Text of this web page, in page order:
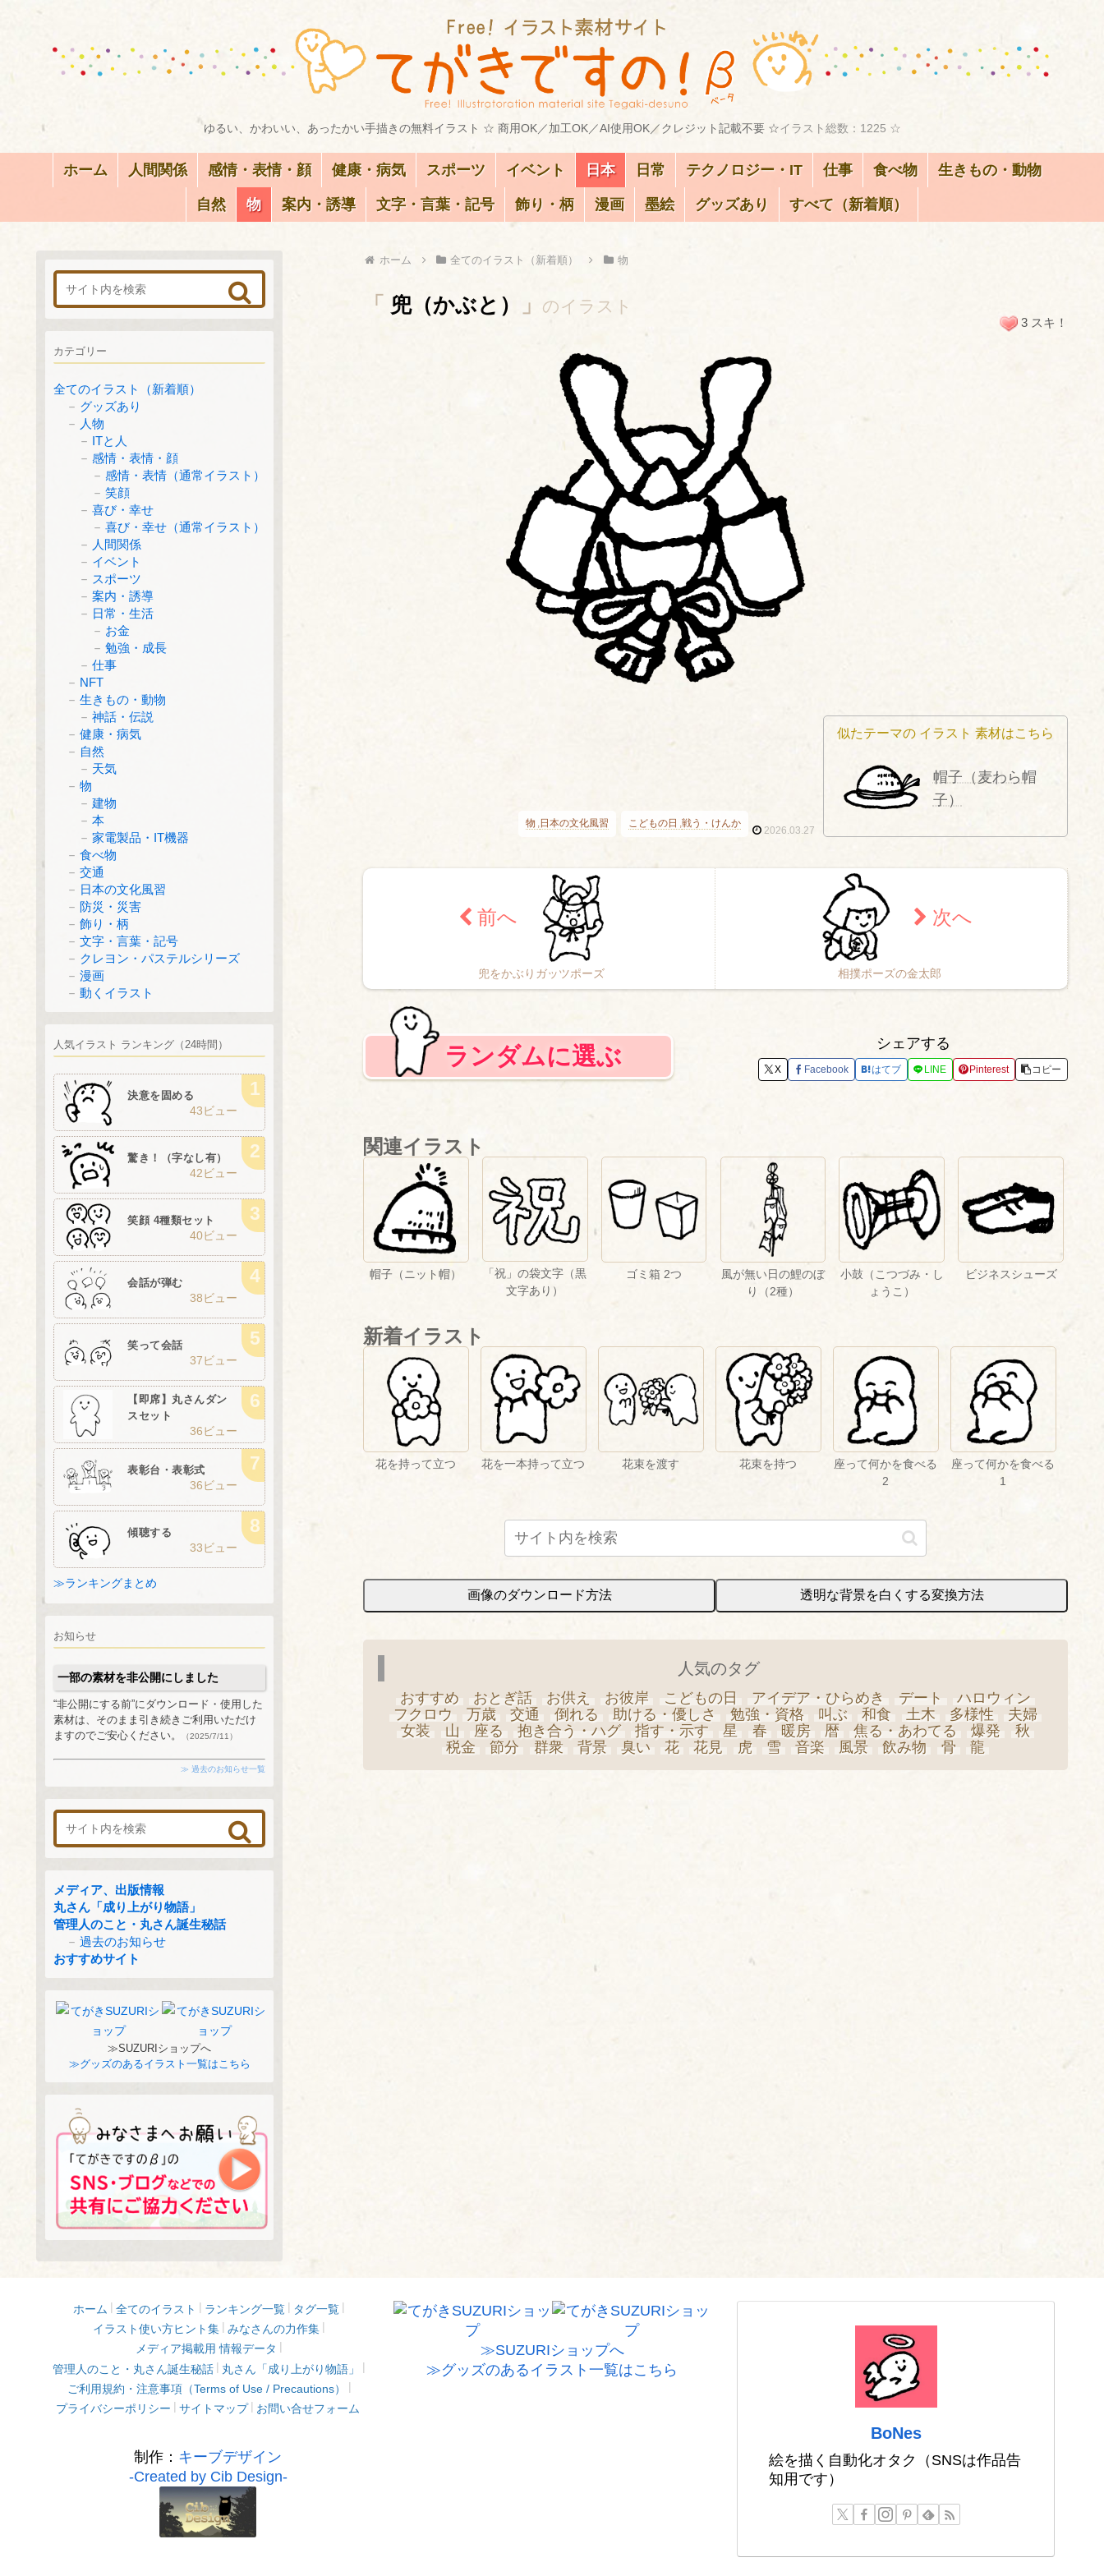
ゆるい、かわいい、あったかい手描きの無料イラスト ☆ 商用OK／加工OK／AI使用OK／クレジット記載不要 ☆イラスト総数：1225 ☆
ホーム 人間関係 感情・表情・顔 健康・病気 スポーツ イベント 日本 日常 テクノロジー・IT 仕事 食べ物 生きもの・動物
自然 物 案内・誘導 文字・言葉・記号 飾り・柄 漫画 墨絵 グッズあり すべて（新着順）
ホーム 全てのイラスト（新着順） 物
「 兜（かぶと） 」 のイラスト
似たテーマの イラスト 素材はこちら
帽子（麦わら帽
子）
物 日本の文化風習 こどもの日 戦う・けんか
2026.03.27
3 スキ！
兜をかぶりガッツポーズ 相撲ポーズの金太郎
ランダムに選ぶ シェアする
X Facebook はてブ LINE Pinterest コピー
関連イラスト
帽子（ニット帽）
「祝」の袋文字（黒
文字あり）
ゴミ箱 2つ
風が無い日の鯉のぼ
り（2種）
小鼓（こつづみ・し
ょうこ）
ビジネスシューズ
新着イラスト
花を持って立つ 花を一本持って立つ 花束を渡す 花束を持つ
座って何かを食べる
2
座って何かを食べる
1
画像のダウンロード方法 透明な背景を白くする変換方法
人気のタグ
おすすめ おとぎ話 お供え お彼岸 こどもの日 アイデア・ひらめき デート
ハロウィン
フクロウ
万歳 交通 倒れる 助ける・優しさ 勉強・資格 叫ぶ 和食 土木 多様性
夫婦
女装
山 座る 抱き合う・ハグ 指す・示す 星 春 暖房 暦 焦る・あわてる 爆発
秋
税金
節分 群衆 背景 臭い 花 花見 虎 雪 音楽 風景 飲み物 骨 龍
カテゴリー
全てのイラスト（新着順）
グッズあり
人物
ITと人
感情・表情・顔
感情・表情（通常イラスト）
笑顔
喜び・幸せ
喜び・幸せ（通常イラスト）
人間関係
イベント
スポーツ
案内・誘導
日常・生活
お金
勉強・成長
仕事
NFT
生きもの・動物
神話・伝説
健康・病気
自然
天気
物
建物
本
家電製品・IT機器
食べ物
交通
日本の文化風習
防災・災害
飾り・柄
文字・言葉・記号
クレヨン・パステルシリーズ
漫画
動くイラスト
人気イラスト ランキング（24時間）
決意を固める
43ビュー
驚き！（字なし有）
42ビュー
笑顔 4種類セット
40ビュー
会話が弾む
38ビュー
笑って会話
37ビュー
【即席】丸さんダン
スセット
36ビュー
表彰台・表彰式
36ビュー
傾聴する
33ビュー
≫ランキングまとめ
お知らせ
一部の素材を非公開にしました
“非公開にする前”にダウンロード・使用した
素材は、そのまま引き続きご利用いただけ
ますのでご安心ください。
（2025/7/11）
≫ 過去のお知らせ一覧
メディア、出版情報
丸さん「成り上がり物語」
管理人のこと・丸さん誕生秘話
過去のお知らせ
おすすめサイト
≫SUZURIショップへ
≫グッズのあるイラスト一覧はこちら
ホーム 全てのイラスト ランキング一覧
タグ一覧
イラスト使い方ヒント集
みなさんの力作集
メディア掲載用 情報データ
管理人のこと・丸さん誕生秘話
丸さん「成り上がり物語」
ご利用規約・注意事項（Terms of Use / Precautions）
プライバシーポリシー
サイトマップ お問い合せフォーム
制作： キーブデザイン
-Created by Cib Design-
≫SUZURIショップへ
≫グッズのあるイラスト一覧はこちら
BoNes
絵を描く自動化オタク（SNSは作品告
知用です）